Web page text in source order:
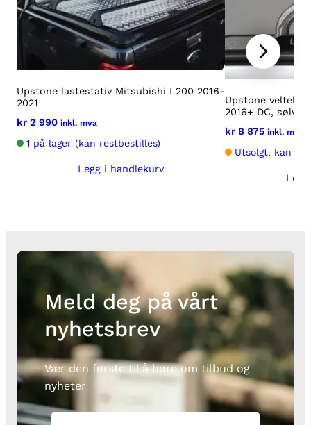
Upstone lastestativ Mitsubishi L200 2016-
2021
kr 2 990 inkl. mva
1 på lager (kan restbestilles)
Legg i handlekurv
Upstone
2016+ DC, sølv
kr 8 875 inkl. mva
Utsolgt, kan
Meld deg på vårt
nyhetsbrev
Vær den første til å høre om tilbud og
nyheter